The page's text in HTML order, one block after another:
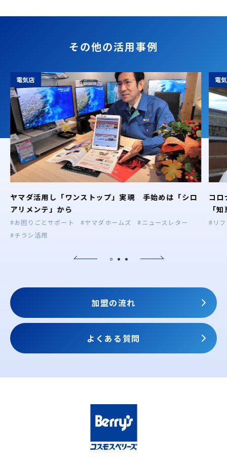
その他の活用事例
電気店
ヤマダ活用し「ワンストップ」実現 手始めは「シロ
アリメンテ」から
#お困りごとサポート #ヤマダホームズ
#ニュースレター
#チラシ活用
電
コロ
「
#リ
加盟の流れ
よくある質問